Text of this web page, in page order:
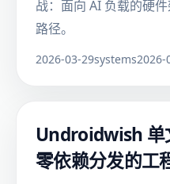
战：面向 AI 负载的硬
路径。
2026-03-29systems2026-
Undroidwish 单
零依赖分发的工